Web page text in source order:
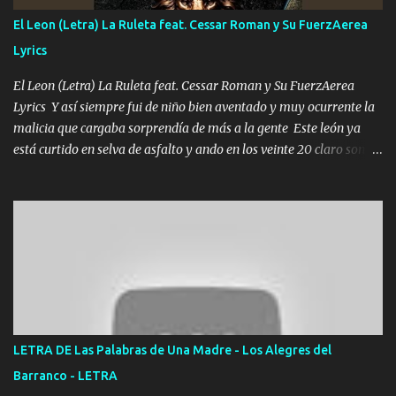
adoro
El Leon (Letra) La Ruleta feat. Cessar Roman y Su FuerzAerea
Lyrics
El Leon (Letra) La Ruleta feat. Cessar Roman y Su FuerzAerea
Lyrics Y así siempre fui de niño bien aventado y muy ocurrente la
malicia que cargaba sorprendía de más a la gente Este león ya
está curtido en selva de asfalto y ando en los veinte 20 claro son
Ya pasé varias hazañas ya tienen rato que me agarran el colmillo
de este León los estatales no sé esperaron Al tiro esta la PrimiZa
también la nueve que cargo al lado doy la mano al que su amigo y
al traicionero damos pa abajo Y No me paran aquí hay pa más
pues hay charola les voy a dar hasta topar pues no hay de otra...
LETRA DE Las Palabras de Una Madre - Los Alegres del
Barranco - LETRA